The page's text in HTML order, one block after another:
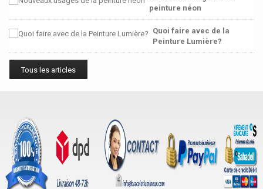
peinture néon
Quoi faire avec de la
Peinture Lumière?
Tous les articles